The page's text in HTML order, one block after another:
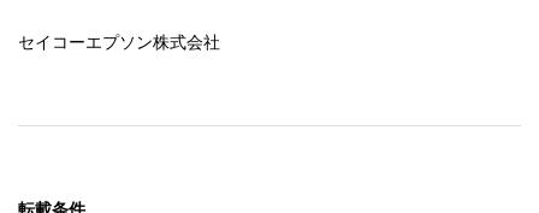
セイコーエプソン株式会社
転載条件